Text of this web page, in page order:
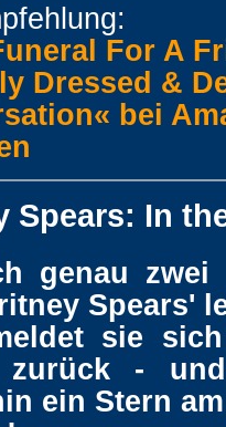
For A
Dressed &
bei
Spears: In
genau
Spears'
sie
zurück -
ein Stern